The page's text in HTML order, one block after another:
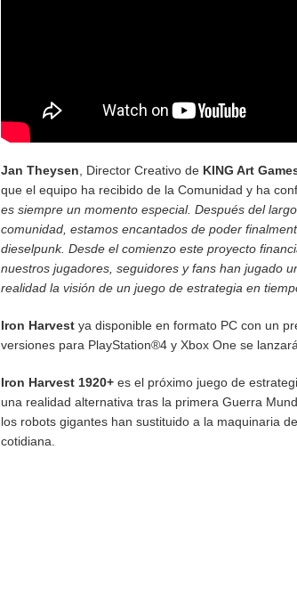
Jan Theysen , Director Creativo de KING Art
que el equipo ha recibido de la Comunidad y ha
es siempre un momento especial. Después del
comunidad, estamos encantados de poder
dieselpunk. Desde el comienzo este proyecto
nuestros jugadores, seguidores y fans han jugado
realidad la visión de un juego de estrategia en
Iron Harvestya disponible en formato PC con un
versiones para PlayStation®4 y Xbox One se
Iron Harvest 1920+ es el próximo juego de
una realidad alternativa tras la primera Guerra
los robots gigantes han sustituido a la maquinaria
cotidiana.